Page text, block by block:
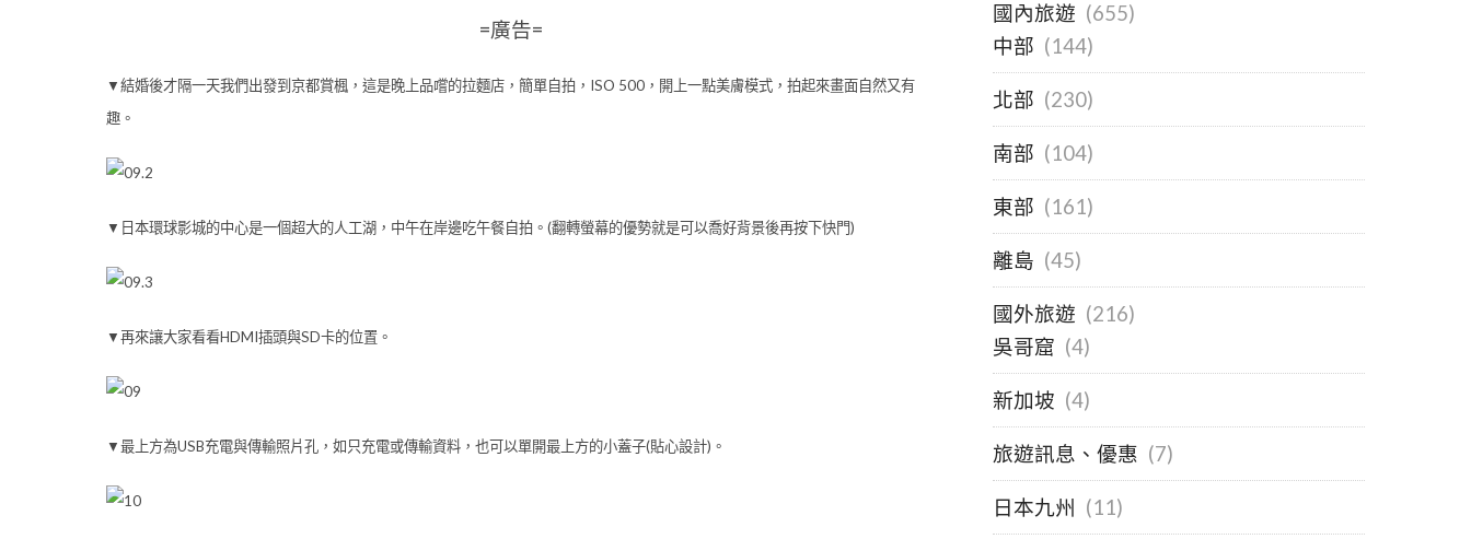
=廣告=
▼結婚後才隔一天我們出發到京都賞楓，這是晚上品嚐的拉麵店，簡單自拍，ISO 500，開上一點美膚模式，拍起來畫面自然又有
趣。
▼日本環球影城的中心是一個超大的人工湖，中午在岸邊吃午餐自拍。(翻轉螢幕的優勢就是可以喬好背景後再按下快門)
▼再來讓大家看看HDMI插頭與SD卡的位置。
▼最上方為USB充電與傳輸照片孔，如只充電或傳輸資料，也可以單開最上方的小蓋子(貼心設計)。
國內旅遊 (655)
中部 (144)
北部 (230)
南部 (104)
東部 (161)
離島 (45)
國外旅遊 (216)
吳哥窟 (4)
新加坡 (4)
旅遊訊息、優惠 (7)
日本九州 (11)